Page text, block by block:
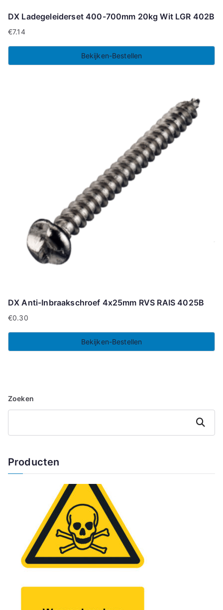
DX Ladegeleiderset 400-700mm 20kg Wit LGR 402B
€7.14
Bekijken-Bestellen
DX Anti-Inbraakschroef 4x25mm RVS RAIS 4025B
€0.30
Bekijken-Bestellen
Zoeken
Zoeken
Producten